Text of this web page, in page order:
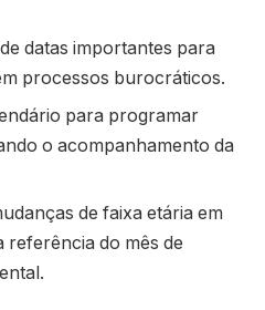
datas importantes para
processos burocráticos.
para programar
o acompanhamento da
de faixa etária em
referência do mês de